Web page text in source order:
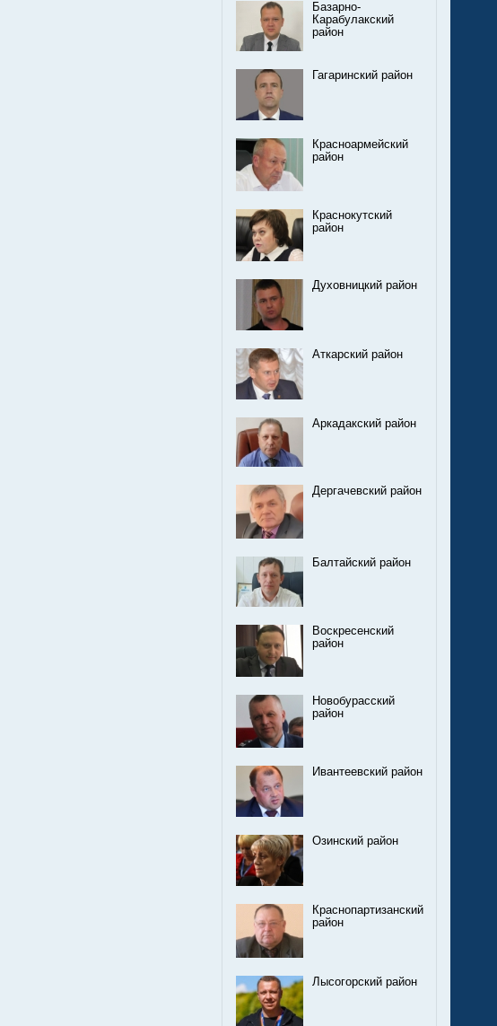
Базарно-
Карабулакский
район
Гагаринский район
Красноармейский
район
Краснокутский
район
Духовницкий район
Аткарский район
Аркадакский район
Дергачевский район
Балтайский район
Воскресенский
район
Новобурасский
район
Ивантеевский район
Озинский район
Краснопартизанский
район
Лысогорский район